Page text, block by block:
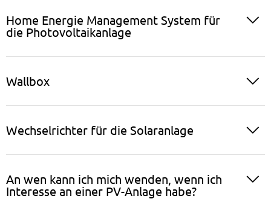
Home Energie Management System für
die Photovoltaikanlage
Wallbox
Wechselrichter für die Solaranlage
An wen kann ich mich wenden, wenn ich
Interesse an einer PV-Anlage habe?